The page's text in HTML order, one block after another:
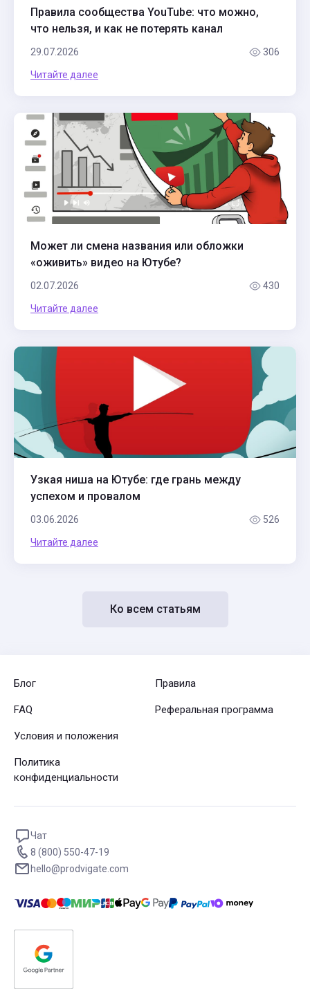
Правила сообщества YouTube: что можно,
что нельзя, и как не потерять канал
29.07.2026 306
Читайте далее
Может ли смена названия или обложки
«оживить» видео на Ютубе?
02.07.2026 430
Читайте далее
Узкая ниша на Ютубе: где грань между
успехом и провалом
03.06.2026 526
Читайте далее
Ко всем статьям
Блог
FAQ
Правила
Реферальная программа
Условия и положения
Политика
конфиденциальности
Чат
8 (800) 550-47-19
hello@prodvigate.com